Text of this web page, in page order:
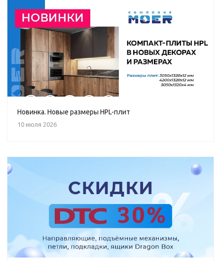
Новинка. Новые размеры HPL-плит
10 июля 2026